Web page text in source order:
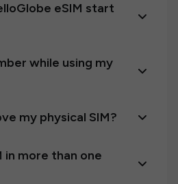
eSIM start
while using my
my physical SIM?
in more than one